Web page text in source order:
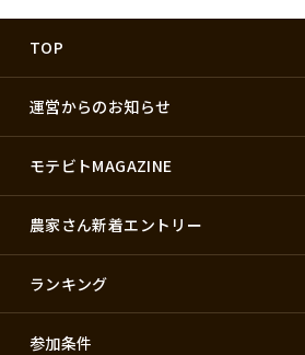
TOP
運営からのお知らせ
モテビトMAGAZINE
農家さん新着エントリー
ランキング
参加条件